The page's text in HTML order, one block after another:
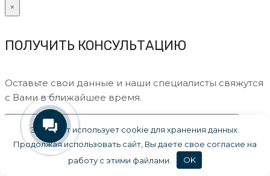
×
ПОЛУЧИТЬ КОНСУЛЬТАЦИЮ
Оставьте свои данные и наши специалисты свяжутся
с Вами в ближайшее время.
Этот сайт использует cookie для хранения данных.
Продолжая использовать сайт, Вы даете свое согласие на
работу с этими файлами.
OK